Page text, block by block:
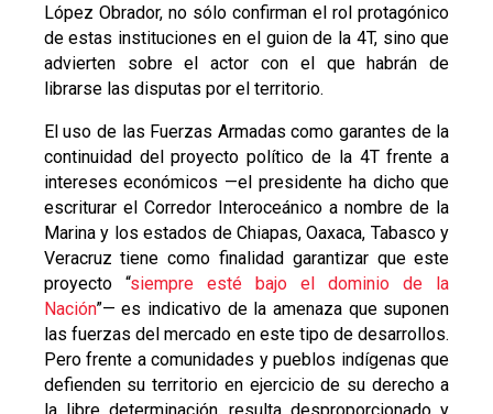
López Obrador, no sólo confirman el rol protagónico
de estas instituciones en el guion de la 4T, sino que
advierten sobre el actor con el que habrán de
librarse las disputas por el territorio.
El uso de las Fuerzas Armadas como garantes de la
continuidad del proyecto político de la 4T frente a
intereses económicos —el presidente ha dicho que
escriturar el Corredor Interoceánico a nombre de la
Marina y los estados de Chiapas, Oaxaca, Tabasco y
Veracruz tiene como finalidad garantizar que este
proyecto “siempre esté bajo el dominio de la
Nación”— es indicativo de la amenaza que suponen
las fuerzas del mercado en este tipo de desarrollos.
Pero frente a comunidades y pueblos indígenas que
defienden su territorio en ejercicio de su derecho a